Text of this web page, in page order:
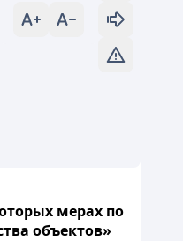
мерах по
объектов»